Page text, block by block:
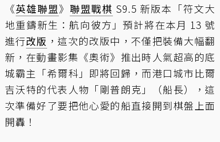
《英雄聯盟》 聯盟戰棋 S9.5 新版本「符文大
地重鑄新生：航向彼方」預計將在本月 13 號
進行改版 ，這次的改版中，不僅把裝備大幅翻
新，在動畫影集《奧術》推出時人氣超高的底
城霸主「希爾科」即將回歸，而港口城市比爾
吉沃特的代表人物「剛普朗克」（船長），這
次準備好了要把他心愛的船直接開到棋盤上面
開轟！